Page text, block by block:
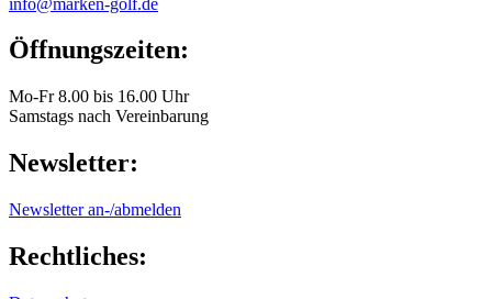
Öffnungszeiten:
Mo-Fr 8.00 bis 16.00 Uhr
Samstags nach Vereinbarung
Newsletter:
Newsletter an-/abmelden
Rechtliches: